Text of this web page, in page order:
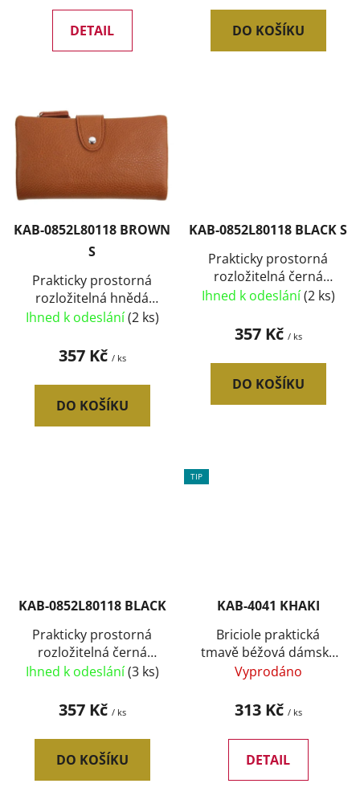
DETAIL DO KOŠÍKU
KAB-0852L80118 BROWN
S
Prakticky prostorná
rozložitelná hnědá
dámská peněženka se
Ihned k odeslání(2 ks)
357 Kč / ks
DO KOŠÍKU
KAB-0852L80118 BLACK S
Prakticky prostorná
rozložitelná černá
dámská peněženka se
Ihned k odeslání(2 ks)
357 Kč / ks
DO KOŠÍKU
KAB-0852L80118 BLACK
Prakticky prostorná
rozložitelná černá
dámská peněženka se
Ihned k odeslání(3 ks)
357 Kč / ks
DO KOŠÍKU
TIP
KAB-4041 KHAKI
Briciole praktická
tmavě béžová dámská
peněženka s motivem
Vyprodáno
313 Kč / ks
DETAIL